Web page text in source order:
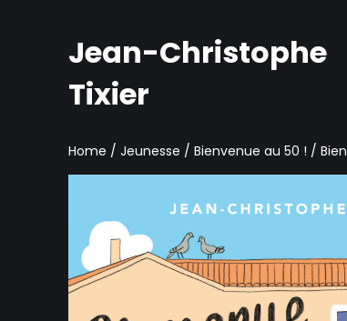
Jean-Christophe
Tixier
Home /Jeunesse /Bienvenue au 50 ! /